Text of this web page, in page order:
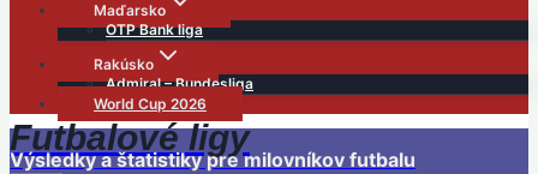
Maďarsko
OTP Bank liga
Rakúsko
Admiral – Bundesliga
World Cup 2026
Futbalové ligy
Výsledky a štatistiky pre milovníkov futbalu